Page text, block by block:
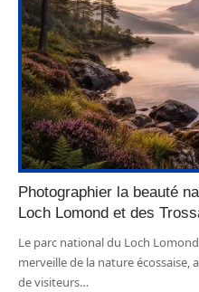
Photographier la beauté
Loch Lomond et des
Le parc national du Loch
merveille de la nature
de visiteurs…